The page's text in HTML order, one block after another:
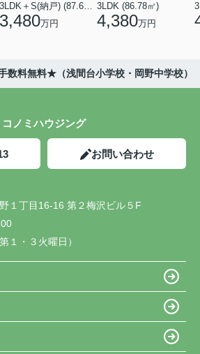
3LDK＋S(納戸) (87.61㎡)
3,480万円
3LDK (86.78㎡)
4,380万円
料無料★（浅間台小学校・岡野中学校）
コノミハウジング
お問い合わせ
１丁目16-16 第２梅沢ビル５F
１・３火曜日）